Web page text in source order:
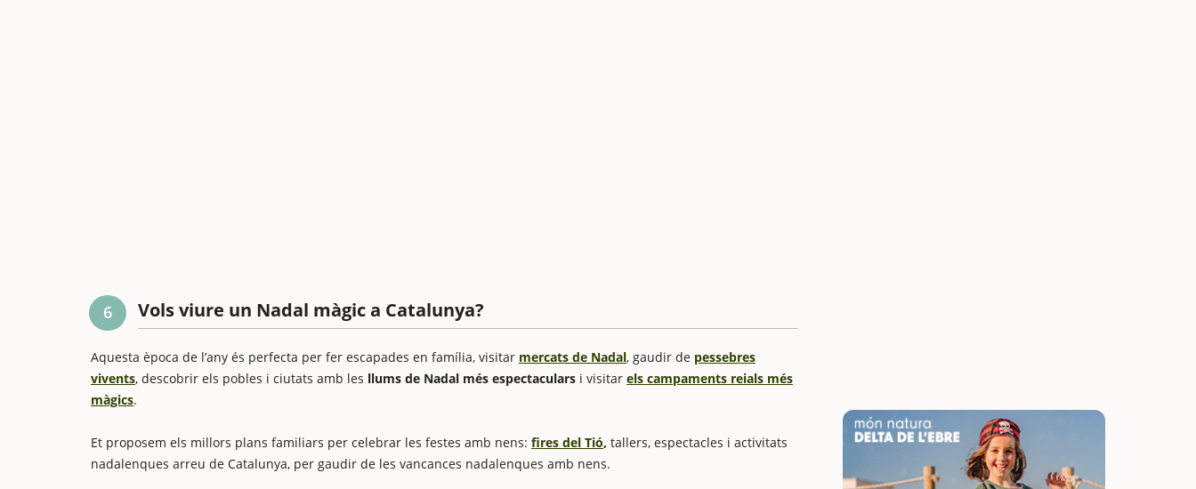
6 Vols viure un Nadal màgic a Catalunya?
Aquesta època de l’any és perfecta per fer escapades en família, visitar mercats de Nadal, gaudir de pessebres
vivents, descobrir els pobles i ciutats amb les llums de Nadal més espectaculars i visitar els campaments reials més
màgics.
Et proposem els millors plans familiars per celebrar les festes amb nens: fires del Tió, tallers, espectacles i activitats
nadalenques arreu de Catalunya, per gaudir de les vancances nadalenques amb nens.